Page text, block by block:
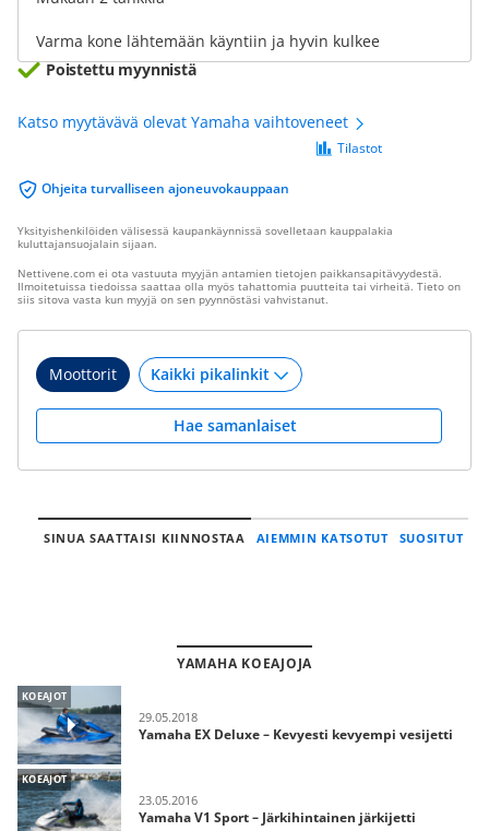
Varma kone lähtemään käyntiin ja hyvin kulkee
Poistettu myynnistä
Katso myytävävä olevat Yamaha vaihtoveneet
Ohjeita turvalliseen ajoneuvokauppaan
Tilastot
Yksityishenkilöiden välisessä kaupankäynnissä sovelletaan kauppalakia
kuluttajansuojalain sijaan.
Nettivene.com ei ota vastuuta myyjän antamien tietojen paikkansapitävyydestä.
Ilmoitetuissa tiedoissa saattaa olla myös tahattomia puutteita tai virheitä. Tieto on
siis sitova vasta kun myyjä on sen pyynnöstäsi vahvistanut.
Moottorit
Hae samanlaiset
SINUA SAATTAISI KIINNOSTAA AIEMMIN KATSOTUT SUOSITUT
YAMAHA KOEAJOJA
KOEAJOT
29.05.2018
Yamaha EX Deluxe – Kevyesti kevyempi vesijetti
KOEAJOT
23.05.2016
Yamaha V1 Sport – Järkihintainen järkijetti